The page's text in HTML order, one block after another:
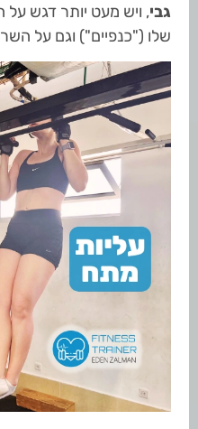
גבי, ויש מעט יותר דגש על
שלו ("כנפיים") וגם על